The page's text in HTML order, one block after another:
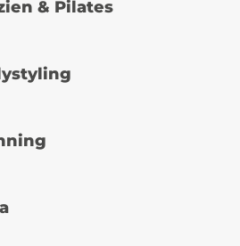
& Pilates